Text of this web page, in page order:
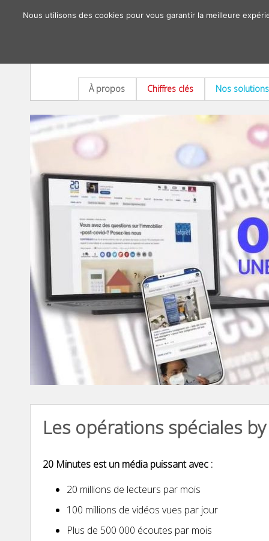
À propos Chiffres clés Nos solutions
Les opérations spéciales
20 Minutes est un média puissant avec :
20 millions de lecteurs par mois
100 millions de vidéos vues par jour
Plus de 500 000 écoutes par mois
Nous utilisons des cookies pour vous garantir la meilleure